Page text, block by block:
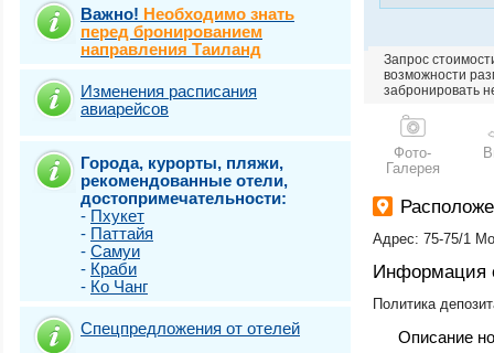
Важно! Необходимо знать
перед бронированием
направления Таиланд
Изменения расписания
авиарейсов
Города, курорты, пляжи,
рекомендованные отели,
достопримечательности:
- Пхукет
- Паттайя
- Самуи
- Краби
- Ко Чанг
Спецпредложения от отелей
о.Пхукет. Пляж
о.Пхукет. Пляж
о.Самет
о.Чанг
Запрос
возможности
забронировать
Фото-
Галерея
Адрес: 75-75/1
Информация
Политика
Описание